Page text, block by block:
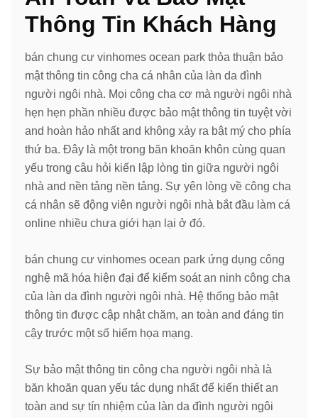
Thông Tin Khách Hàng
bán chung cư vinhomes ocean park thỏa thuận bảo
mật thông tin công cha cá nhân của làn da đình
người ngôi nhà. Mọi công cha cơ mà người ngôi nhà
hẹn hẹn phần nhiều được bảo mật thông tin tuyệt vời
and hoàn hảo nhất and không xảy ra bật mý cho phía
thứ ba. Đây là một trong băn khoăn khôn cùng quan
yếu trong câu hỏi kiến lập lòng tin giữa người ngôi
nhà and nền tảng nền tảng. Sự yên lòng về công cha
cá nhân sẽ động viên người ngôi nhà bắt đầu làm cá
online nhiều chưa giới hạn lại ở đó.
bán chung cư vinhomes ocean park ứng dụng công
nghệ mã hóa hiện đại để kiểm soát an ninh công cha
của làn da đình người ngôi nhà. Hệ thống bảo mật
thông tin được cập nhật chăm, an toàn and đáng tin
cậy trước một số hiểm họa mạng.
Sự bảo mật thông tin công cha người ngôi nhà là
băn khoăn quan yếu tác dụng nhất để kiến thiết an
toàn and sự tín nhiệm của làn da đình người ngôi